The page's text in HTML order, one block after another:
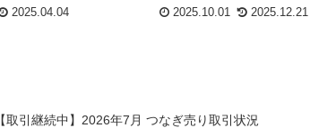
2025.04.04 2025.10.01 2025.12.21
【取引継続中】2026年7月 つなぎ売り取引状況